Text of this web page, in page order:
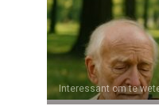
Interessant om te